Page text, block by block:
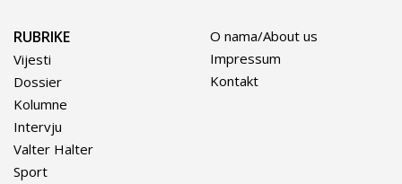
RUBRIKE
Vijesti
Dossier
Kolumne
Intervju
Valter Halter
Sport
O nama/About us
Impressum
Kontakt